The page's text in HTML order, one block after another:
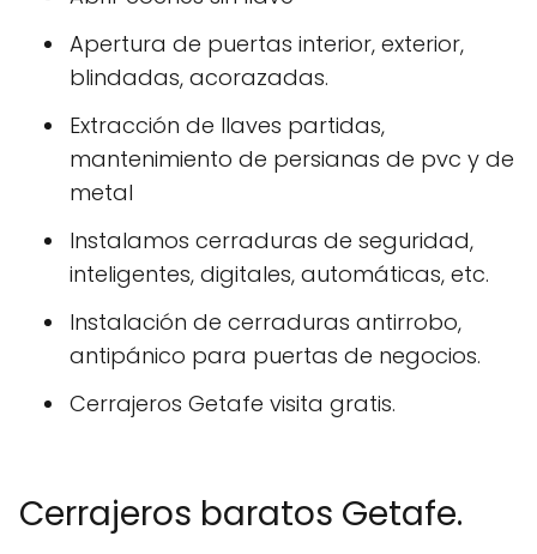
Apertura de puertas interior, exterior,
blindadas, acorazadas.
Extracción de llaves partidas,
mantenimiento de persianas de pvc y de
metal
Instalamos cerraduras de seguridad,
inteligentes, digitales, automáticas, etc.
Instalación de cerraduras antirrobo,
antipánico para puertas de negocios.
Cerrajeros Getafe visita gratis.
Cerrajeros baratos Getafe.